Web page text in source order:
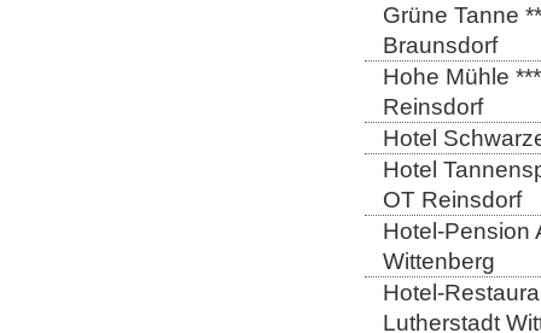
Grüne Tanne
Braunsdorf
Hohe Mühle
Reinsdorf
Hotel
Hotel
OT Reinsdorf
Hotel-Pension
Wittenberg
Hotel-
Lutherstadt